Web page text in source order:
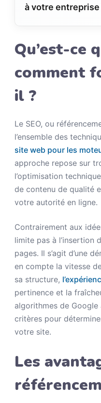
à votre entreprise
Qu’est-ce
comment
il ?
Le SEO, ou
l’ensemble des
site web pour les
approche repose sur
l’optimisation
de contenu de qualité
votre autorité en ligne.
Contrairement aux
limite pas à l’insertion
pages. Il s’agit d’une
en compte la vitesse
sa structure,
pertinence et la
algorithmes de
critères pour
votre site.
Les